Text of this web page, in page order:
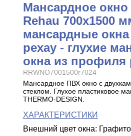
Мансардное
Rehau 700x1500
мансардные
рехау - глухие
окна из профиля
RRWNO7001500r7024
Мансардное ПВХ окно с
стеклом. Глухое пластиковое
THERMO-DESIGN.
ХАРАКТЕРИСТИКИ
Внешний цвет окна: